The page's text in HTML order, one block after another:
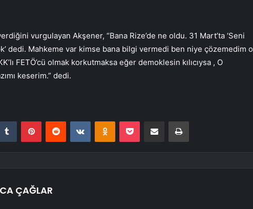
vurgulayan Akşener, “Bana Rize’de ne oldu. 31 Mart’ta ‘Seni
dedi. Mahkeme var kimse bana bilgi vermedi ben niye çözemedim o
FETÖ’cü olmak korkutmaksa eğer demoklesin kılıcıysa , O
keserim.” dedi.
Tumblr PinterestReddit VKontakteOdnoklassniki
Pocket E-Posta ile paylaş Yazdır
ÇAĞLAR